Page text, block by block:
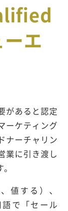
エ
があると認定
ーケティング
ナーチャリン
業に引き渡し
値する）、
で「セール